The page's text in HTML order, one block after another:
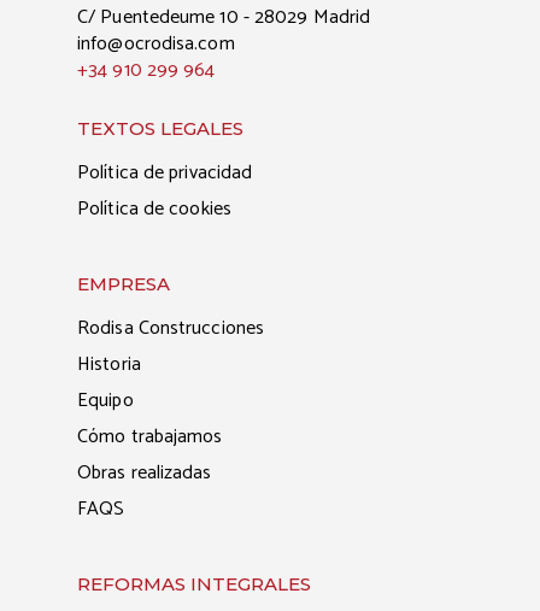
C/ Puentedeume 10 - 28029 Madrid
info@ocrodisa.com
+34 910 299 964
TEXTOS LEGALES
Política de privacidad
Política de cookies
EMPRESA
Rodisa Construcciones
Historia
Equipo
Cómo trabajamos
Obras realizadas
FAQS
REFORMAS INTEGRALES